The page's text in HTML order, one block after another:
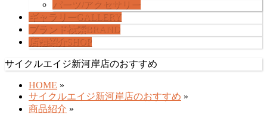
パーツ/アクセサリー
ギャラリーGALLERY
ブランド検索BRAND
店舗紹介SHOP
サイクルエイジ新河岸店のおすすめ
HOME »
サイクルエイジ新河岸店のおすすめ »
商品紹介 »